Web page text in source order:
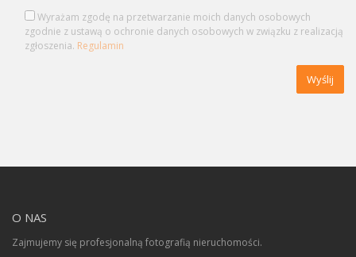
Wyrażam zgodę na przetwarzanie moich danych osobowych
zgodnie z ustawą o ochronie danych osobowych w związku z realizacją
zgłoszenia. Regulamin
O NAS
Zajmujemy się profesjonalną fotografią nieruchomości.